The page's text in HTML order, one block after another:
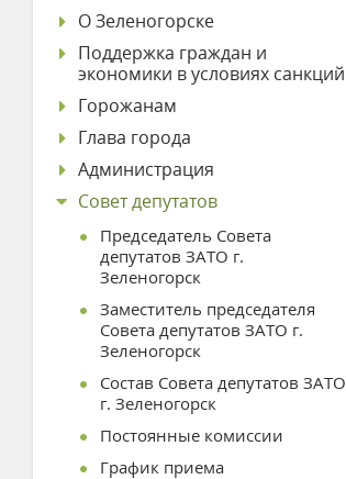
О Зеленогорске
Поддержка граждан и
экономики в условиях санкций
Горожанам
Глава города
Администрация
Совет депутатов
Председатель Совета
депутатов ЗАТО г.
Зеленогорск
Заместитель председателя
Совета депутатов ЗАТО г.
Зеленогорск
Состав Совета депутатов ЗАТО
г. Зеленогорск
Постоянные комиссии
График приема